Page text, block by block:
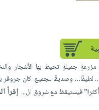
جميلةٍ تحيط بها الأشجار
لطيفًا… وصديقًا للجميع. كان
فيستيقظ مع شروق ال... إقرأ